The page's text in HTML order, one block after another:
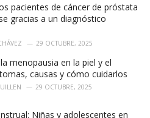
pacientes de cáncer de próstata
gracias a un diagnóstico
29 OCTUBRE, 2025
menopausia en la piel y el
causas y cómo cuidarlos
29 OCTUBRE, 2025
Niñas y adolescentes en